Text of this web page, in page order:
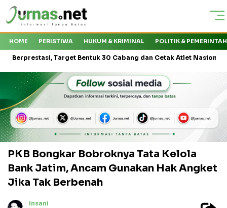
HOME PERISTIWA HUKUM & KRIMINAL POLITIK &
Target Bentuk 30 Cabang dan Cetak Atlet Nasional KMP
PKB Bongkar Bobroknya Tata Kelola
Bank Jatim, Ancam Gunakan Hak Angket
Jika Tak Berbenah
Insani